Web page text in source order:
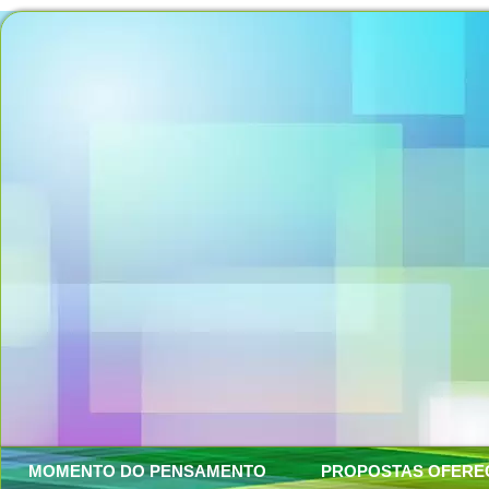
MOMENTO DO PENSAMENTO PROPOSTAS